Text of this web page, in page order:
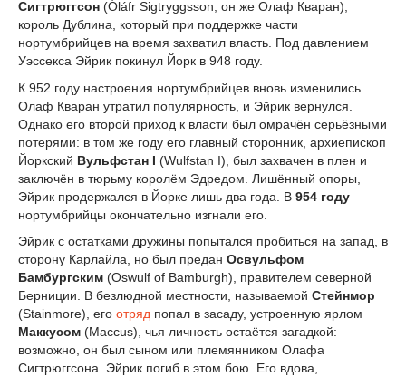
Сигтрюггсон (Óláfr Sigtryggsson, он же Олаф Кваран),
король Дублина, который при поддержке части
нортумбрийцев на время захватил власть. Под давлением
Уэссекса Эйрик покинул Йорк в 948 году.
К 952 году настроения нортумбрийцев вновь изменились.
Олаф Кваран утратил популярность, и Эйрик вернулся.
Однако его второй приход к власти был омрачён серьёзными
потерями: в том же году его главный сторонник, архиепископ
Йоркский Вульфстан I (Wulfstan I), был захвачен в плен и
заключён в тюрьму королём Эдредом. Лишённый опоры,
Эйрик продержался в Йорке лишь два года. В 954 году
нортумбрийцы окончательно изгнали его.
Эйрик с остатками дружины попытался пробиться на запад, в
сторону Карлайла, но был предан Освульфом
Бамбургским (Oswulf of Bamburgh), правителем северной
Берниции. В безлюдной местности, называемой Стейнмор
(Stainmore), его отряд попал в засаду, устроенную ярлом
Маккусом (Maccus), чья личность остаётся загадкой:
возможно, он был сыном или племянником Олафа
Сигтрюггсона. Эйрик погиб в этом бою. Его вдова,